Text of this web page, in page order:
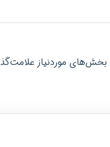
بخش‌های موردنیاز